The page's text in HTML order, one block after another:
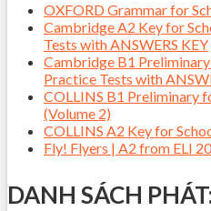
OXFORD Grammar for
Cambridge A2 Key for
Tests with ANSWERS KEY
Cambridge B1
Practice Tests with
COLLINS B1 Preliminary
(Volume 2)
COLLINS A2 Key for
Fly! Flyers | A2 from ELI
DANH SÁCH